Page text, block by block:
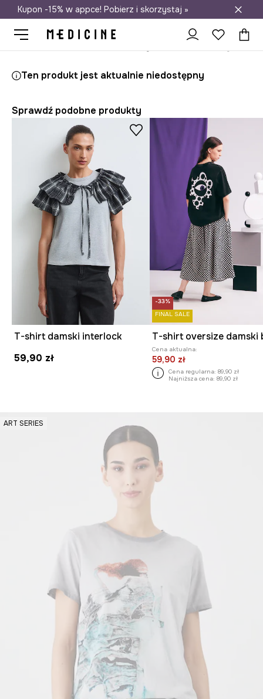
Darmowa dostawa do salonów
Kupon -15% w appce! Pobierz i skorzystaj »
Ten produkt jest aktualnie niedostępny
Sprawdź podobne produkty
T-shirt damski interlock
59,90 zł
-33%
FINAL SALE
Cena aktualna:
59,90 zł
Cena regularna: 89,90 zł
Najniższa cena: 89,90 zł
ART SERIES